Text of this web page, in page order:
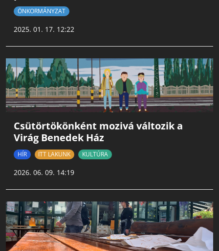
ÖNKORMÁNYZAT
2025. 01. 17. 12:22
Csütörtökönként mozivá változik a
Virág Benedek Ház
HÍR ITT LAKUNK KULTÚRA
2026. 06. 09. 14:19